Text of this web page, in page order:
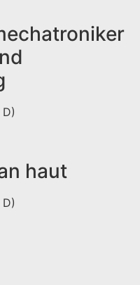
haut